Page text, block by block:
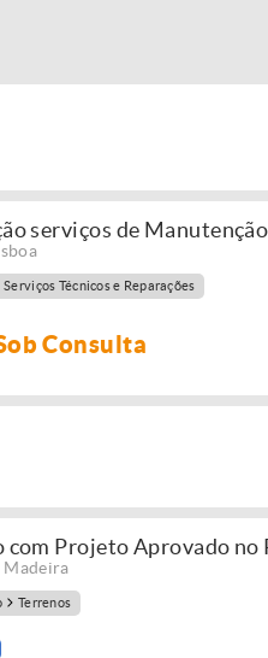
serviços de
Serviços Técnicos e Reparações
Consulta
com Projeto Aprovado
Madeira
Terrenos